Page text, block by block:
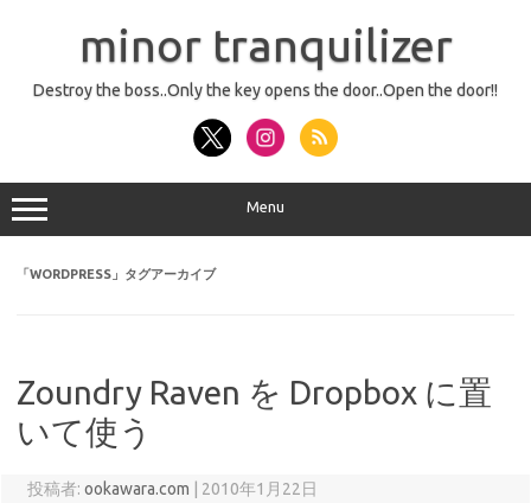
minor tranquilizer
Destroy the boss..Only the key opens the door..Open the door!!
Menu
「WORDPRESS 」タグアーカイブ
Zoundry Raven を Dropbox に置
いて使う
投稿者: ookawara.com 2010年1月22日